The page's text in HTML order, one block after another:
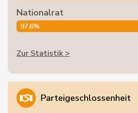
Nationalrat
97,6%
Zur Statistik >
Parteigeschlossenheit